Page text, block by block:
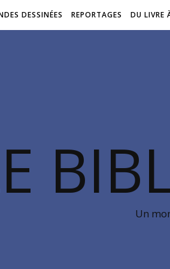
DESSINÉES REPORTAGES DU LIVRE
Un